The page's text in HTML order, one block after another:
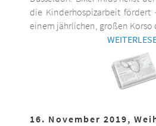
die Kinderhospizarbeit
einem jährlichen, großen Korso
16. November 2019,